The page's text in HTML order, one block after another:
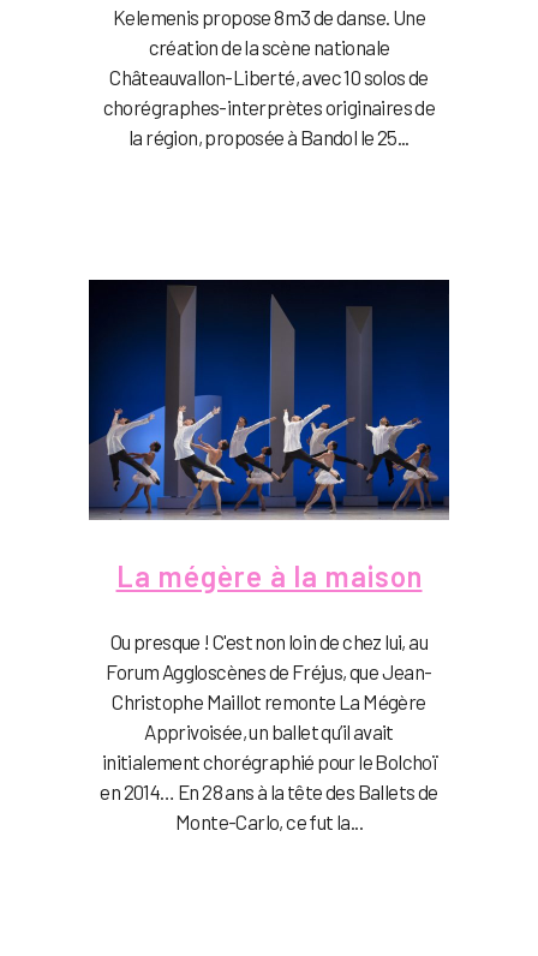
Kelemenis propose 8m3 de danse. Une
création de la scène nationale
Châteauvallon-Liberté, avec 10 solos de
chorégraphes-interprètes originaires de
la région, proposée à Bandol le 25...
La mégère à la maison
Ou presque ! C'est non loin de chez lui, au
Forum Aggloscènes de Fréjus, que Jean-
Christophe Maillot remonte La Mégère
Apprivoisée, un ballet qu’il avait
initialement chorégraphié pour le Bolchoï
en 2014… En 28 ans à la tête des Ballets de
Monte-Carlo, ce fut la...